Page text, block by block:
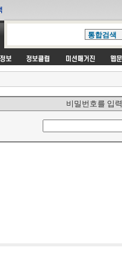
비밀번호를 입